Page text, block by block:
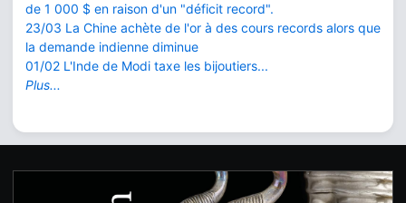
de 1 000 $ en raison d'un "déficit record".
23/03 La Chine achète de l'or à des cours records alors que
la demande indienne diminue
01/02 L'Inde de Modi taxe les bijoutiers...
Plus...